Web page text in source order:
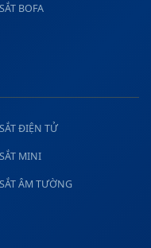
BOFA
ĐIỆN TỬ
MINI
ÂM TƯỜNG